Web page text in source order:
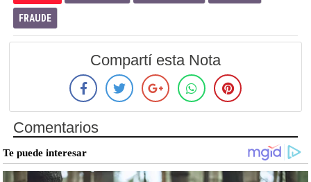
FRAUDE
Compartí esta Nota
Comentarios